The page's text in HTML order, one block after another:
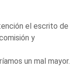
el escrito de
y
un mal mayor.